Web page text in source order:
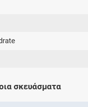
σκευάσματα